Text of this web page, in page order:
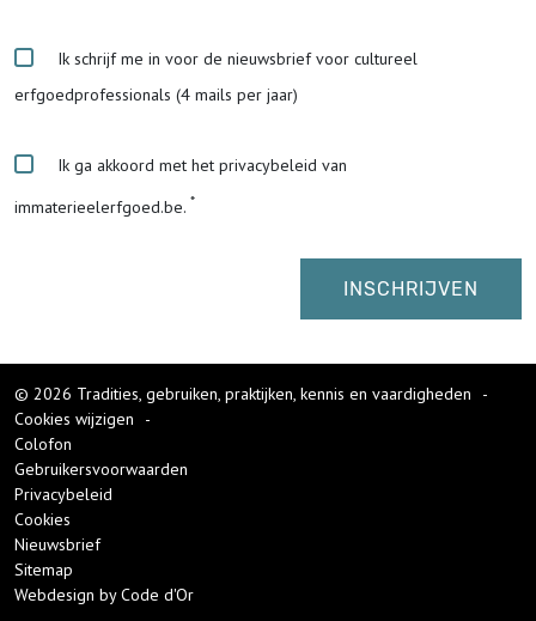
Ik schrijf me in voor de nieuwsbrief voor cultureel
erfgoedprofessionals (4 mails per jaar)
Ik ga akkoord met het privacybeleid van
immaterieelerfgoed.be.
© 2026 Tradities, gebruiken, praktijken, kennis en vaardigheden
-
Cookies wijzigen
-
Colofon
Gebruikersvoorwaarden
Privacybeleid
Cookies
Nieuwsbrief
Sitemap
Webdesign by Code d'Or